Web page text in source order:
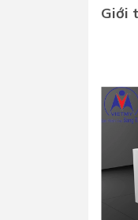
Vòi
Vòi
Máy
Giới